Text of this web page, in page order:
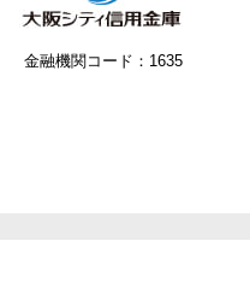
金融機関コード：1635